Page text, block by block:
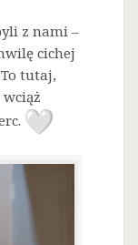
z nami –
cichej
tutaj,
wciąż